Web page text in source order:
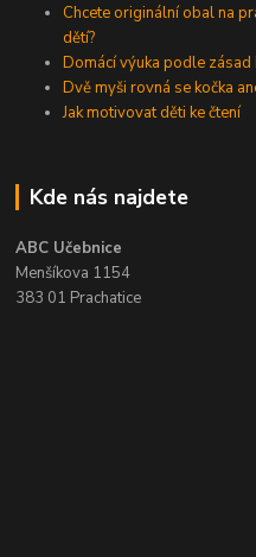
Chcete originální obal na
dětí?
Domácí výuka podle
Dvě myši rovná se kočka
Jak motivovat děti ke čtení
Kde nás najdete
ABC Učebnice
Menšíkova 1154
383 01 Prachatice